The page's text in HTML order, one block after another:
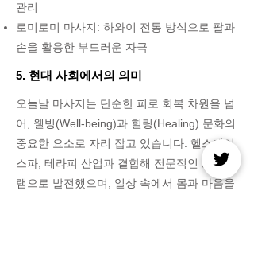
관리
로미로미 마사지: 하와이 전통 방식으로 팔과
손을 활용한 부드러운 자극
5. 현대 사회에서의 의미
오늘날 마사지는 단순한 피로 회복 차원을 넘
어, 웰빙(Well-being)과 힐링(Healing) 문화의
중요한 요소로 자리 잡고 있습니다. 헬스케어,
스파, 테라피 산업과 결합해 전문적인 프로그
램으로 발전했으며, 일상 속에서 몸과 마음을